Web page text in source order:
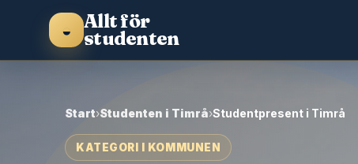
◒ Allt för
studenten
Start›Studenten i Timrå›Studentpresent i Timrå
KATEGORI I KOMMUNEN